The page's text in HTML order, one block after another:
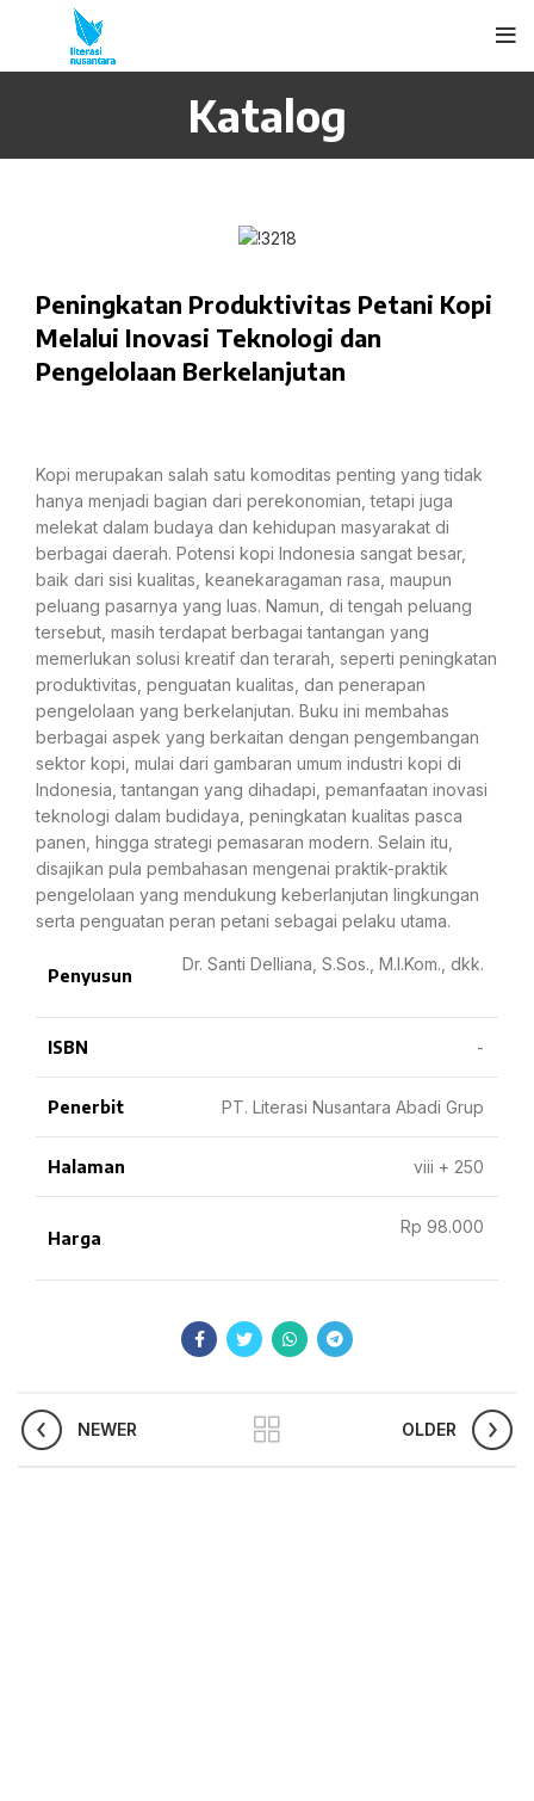
Katalog
Peningkatan Produktivitas Petani Kopi
Melalui Inovasi Teknologi dan
Pengelolaan Berkelanjutan
Kopi merupakan salah satu komoditas penting yang tidak
hanya menjadi bagian dari perekonomian, tetapi juga
melekat dalam budaya dan kehidupan masyarakat di
berbagai daerah. Potensi kopi Indonesia sangat besar,
baik dari sisi kualitas, keanekaragaman rasa, maupun
peluang pasarnya yang luas. Namun, di tengah peluang
tersebut, masih terdapat berbagai tantangan yang
memerlukan solusi kreatif dan terarah, seperti peningkatan
produktivitas, penguatan kualitas, dan penerapan
pengelolaan yang berkelanjutan. Buku ini membahas
berbagai aspek yang berkaitan dengan pengembangan
sektor kopi, mulai dari gambaran umum industri kopi di
Indonesia, tantangan yang dihadapi, pemanfaatan inovasi
teknologi dalam budidaya, peningkatan kualitas pasca
panen, hingga strategi pemasaran modern. Selain itu,
disajikan pula pembahasan mengenai praktik-praktik
pengelolaan yang mendukung keberlanjutan lingkungan
serta penguatan peran petani sebagai pelaku utama.
Penyusun
Dr. Santi Delliana, S.Sos., M.I.Kom., dkk.
ISBN -
Penerbit PT. Literasi Nusantara Abadi Grup
Halaman viii + 250
Harga
Rp 98.000
NEWER OLDER